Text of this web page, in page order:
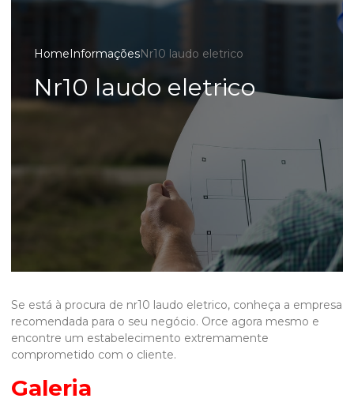
HomeInformaçõesNr10 laudo eletrico
Nr10 laudo eletrico
Se está à procura de nr10 laudo eletrico, conheça a empresa
recomendada para o seu negócio. Orce agora mesmo e
encontre um estabelecimento extremamente
comprometido com o cliente.
Galeria